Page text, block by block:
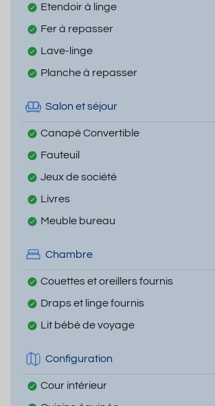
Etendoir à linge
Fer à repasser
Lave-linge
Planche à repasser
Salon et séjour
Canapé Convertible
Fauteuil
Jeux de société
Livres
Meuble bureau
Chambre
Couettes et oreillers fournis
Draps et linge fournis
Lit bébé de voyage
Configuration
Cour intérieur